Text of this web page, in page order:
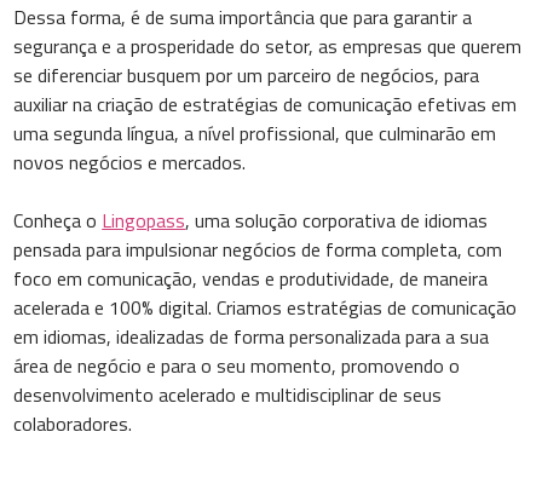
Dessa forma, é de suma importância que para garantir a
segurança e a prosperidade do setor, as empresas que querem
se diferenciar busquem por um parceiro de negócios, para
auxiliar na criação de estratégias de comunicação efetivas em
uma segunda língua, a nível profissional, que culminarão em
novos negócios e mercados.
Conheça o Lingopass, uma solução corporativa de idiomas
pensada para impulsionar negócios de forma completa, com
foco em comunicação, vendas e produtividade, de maneira
acelerada e 100% digital. Criamos estratégias de comunicação
em idiomas, idealizadas de forma personalizada para a sua
área de negócio e para o seu momento, promovendo o
desenvolvimento acelerado e multidisciplinar de seus
colaboradores.